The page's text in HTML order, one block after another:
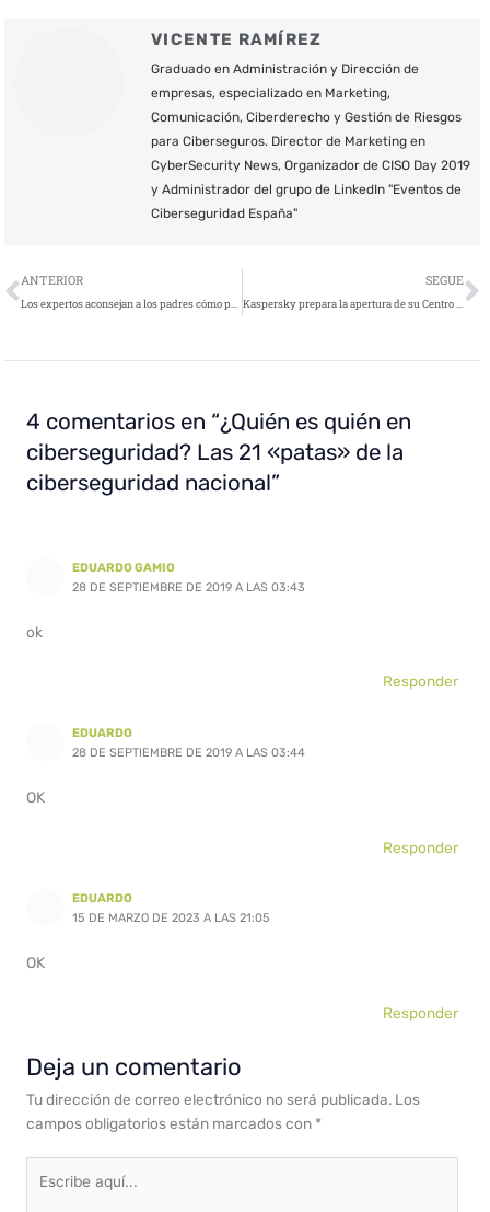
VICENTE RAMÍREZ
Graduado en Administración y Dirección de
empresas, especializado en Marketing,
Comunicación, Ciberderecho y Gestión de Riesgos
para Ciberseguros. Director de Marketing en
CyberSecurity News, Organizador de CISO Day 2019
y Administrador del grupo de LinkedIn "Eventos de
Ciberseguridad España"
Ant
ANTERIOR
Los expertos aconsejan a los padres cómo proteger a los niños de los ciberriesgos en su vuelta al cole
SEGUE
Kaspersky prepara la apertura de su Centro de Transparencia en Asia Pacífico
4 comentarios en “¿Quién es quién en
ciberseguridad? Las 21 «patas» de la
ciberseguridad nacional”
EDUARDO GAMIO
28 DE SEPTIEMBRE DE 2019 A LAS 03:43
ok
Responder
EDUARDO
28 DE SEPTIEMBRE DE 2019 A LAS 03:44
OK
Responder
EDUARDO
15 DE MARZO DE 2023 A LAS 21:05
OK
Responder
Deja un comentario
Tu dirección de correo electrónico no será publicada. Los
campos obligatorios están marcados con *
aquí...